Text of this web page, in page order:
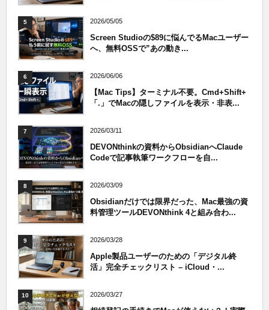
5 2026/05/05
Screen Studioの$89に悩んでるMacユーザー
へ、無料OSSで”あの動き...
6 2026/06/06
【Mac Tips】ターミナル不要。Cmd+Shift+
「.」でMacの隠しファイルを表示・非表...
7 2026/03/11
DEVONthinkの資料からObsidianへClaude
Codeで記事執筆ワークフローを自...
8 2026/03/09
Obsidianだけでは限界だった、Mac最強の資
料管理ツールDEVONthink 4と組み合わ...
9 2026/03/28
Apple製品ユーザーのための「デジタル終
活」完全チェックリスト – iCloud・...
10 2026/03/27